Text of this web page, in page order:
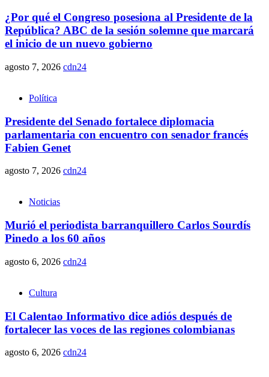
¿Por qué el Congreso posesiona al Presidente de la
República? ABC de la sesión solemne que marcará
el inicio de un nuevo gobierno
agosto 7, 2026 cdn24
Política
Presidente del Senado fortalece diplomacia
parlamentaria con encuentro con senador francés
Fabien Genet
agosto 7, 2026 cdn24
Noticias
Murió el periodista barranquillero Carlos Sourdís
Pinedo a los 60 años
agosto 6, 2026 cdn24
Cultura
El Calentao Informativo dice adiós después de
fortalecer las voces de las regiones colombianas
agosto 6, 2026 cdn24